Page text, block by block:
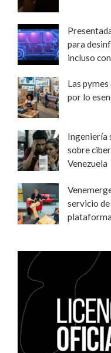
para
incluso
Las
por lo
Ingeniería
sobre
Venezuela
servicio